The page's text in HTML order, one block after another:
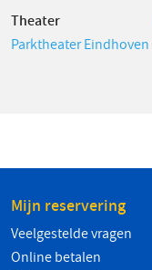
Theater
Parktheater Eindhoven
Mijn reservering
Veelgestelde vragen
Online betalen